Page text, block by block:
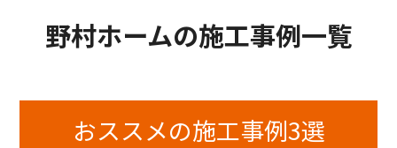
野村ホームの施工事例一覧
おススメの施工事例3選